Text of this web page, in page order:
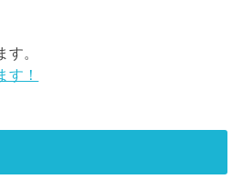
。
す！